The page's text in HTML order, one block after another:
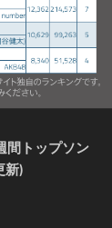
間トップソン
新)